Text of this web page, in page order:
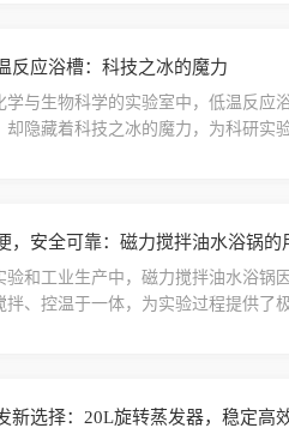
反应浴槽：科技之冰的魔力
学与生物科学的实验室中，低温反应
却隐藏着科技之冰的魔力，为科研实
，安全可靠：磁力搅拌油水浴锅的
验和工业生产中，磁力搅拌油水浴锅
拌、控温于一体，为实验过程提供了
新选择：20L旋转蒸发器，稳定高